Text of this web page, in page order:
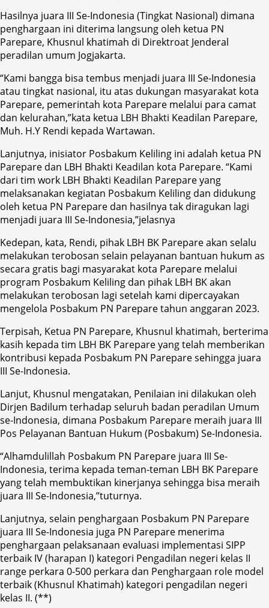
Hasilnya juara III Se-Indonesia (Tingkat Nasional) dimana
penghargaan ini diterima langsung oleh ketua PN
Parepare, Khusnul khatimah di Direktroat Jenderal
peradilan umum Jogjakarta.
“Kami bangga bisa tembus menjadi juara III Se-Indonesia
atau tingkat nasional, itu atas dukungan masyarakat kota
Parepare, pemerintah kota Parepare melalui para camat
dan kelurahan,”kata ketua LBH Bhakti Keadilan Parepare,
Muh. H.Y Rendi kepada Wartawan.
Lanjutnya, inisiator Posbakum Keliling ini adalah ketua PN
Parepare dan LBH Bhakti Keadilan kota Parepare. “Kami
dari tim work LBH Bhakti Keadilan Parepare yang
melaksanakan kegiatan Posbakum Keliling dan didukung
oleh ketua PN Parepare dan hasilnya tak diragukan lagi
menjadi juara III Se-Indonesia,”jelasnya
Kedepan, kata, Rendi, pihak LBH BK Parepare akan selalu
melakukan terobosan selain pelayanan bantuan hukum as
secara gratis bagi masyarakat kota Parepare melalui
program Posbakum Keliling dan pihak LBH BK akan
melakukan terobosan lagi setelah kami dipercayakan
mengelola Posbakum PN Parepare tahun anggaran 2023.
Terpisah, Ketua PN Parepare, Khusnul khatimah, berterima
kasih kepada tim LBH BK Parepare yang telah memberikan
kontribusi kepada Posbakum PN Parepare sehingga juara
III Se-Indonesia.
Lanjut, Khusnul mengatakan, Penilaian ini dilakukan oleh
Dirjen Badilum terhadap seluruh badan peradilan Umum
se-Indonesia, dimana Posbakum Parepare meraih juara III
Pos Pelayanan Bantuan Hukum (Posbakum) Se-Indonesia.
“Alhamdulillah Posbakum PN Parepare juara III Se-
Indonesia, terima kepada teman-teman LBH BK Parepare
yang telah membuktikan kinerjanya sehingga bisa meraih
juara III Se-Indonesia,”tuturnya.
Lanjutnya, selain penghargaan Posbakum PN Parepare
juara III Se-Indonesia juga PN Parepare menerima
penghargaan pelaksanaan evaluasi implementasi SIPP
terbaik IV (harapan I) kategori Pengadilan negeri kelas II
range perkara 0-500 perkara dan Penghargaan role model
terbaik (Khusnul Khatimah) kategori pengadilan negeri
kelas II. (**)